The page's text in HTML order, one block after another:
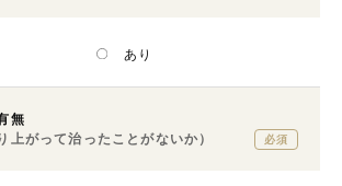
あり
無
上がって治ったことがないか）
必須